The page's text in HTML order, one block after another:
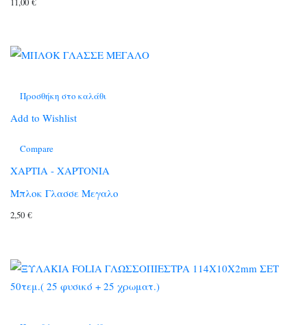
Προσθήκη στο καλάθι
Add to Wishlist
Compare
ΧΑΡΤΙΑ - ΧΑΡΤΟΝΙΑ
Μπλοκ Γλασσε Μεγαλο
2,50 €